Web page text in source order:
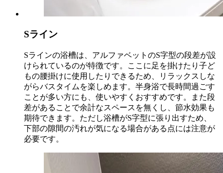
Sライン
Sラインの浴槽は、アルファベットのS字型の段差が設
けられているのが特徴です。ここに足を掛けたり子ど
もの腰掛けに使用したりできるため、リラックスしな
がらバスタイムを楽しめます。半身浴で長時間過ごす
ことが多い方にも、使いやすくおすすめです。また段
差があることで余計なスペースを無くし、節水効果も
期待できます。ただし浴槽がS字型に張り出すため、
下部の隙間の汚れが気になる場合がある点には注意が
必要です。